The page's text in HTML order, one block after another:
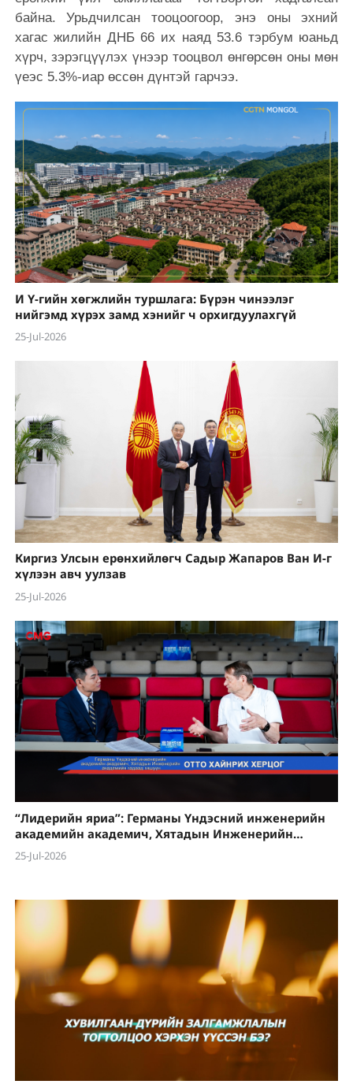
байна. Урьдчилсан тооцоогоор, энэ оны эхний
хагас жилийн ДНБ 66 их наяд 53.6 тэрбум юаньд
хүрч, зэрэгцүүлэх үнээр тооцвол өнгөрсөн оны мөн
үеэс 5.3%-иар өссөн дүнтэй гарчээ.
И Ү-гийн хөгжлийн туршлага: Бүрэн чинээлэг
нийгэмд хүрэх замд хэнийг ч орхигдуулахгүй
25-Jul-2026
Киргиз Улсын ерөнхийлөгч Садыр Жапаров Ван И-г
хүлээн авч уулзав
25-Jul-2026
“Лидерийн яриа”: Германы Үндэсний инженерийн
академийн академич, Хятадын Инженерийн
академийн гадаад гишүүн Отто Хайнрих Херцог
25-Jul-2026